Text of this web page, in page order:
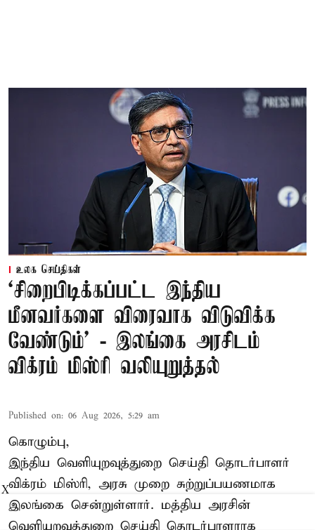
உலக செய்திகள்
‘சிறைபிடிக்கப்பட்ட இந்திய
மீனவர்களை விரைவாக விடுவிக்க
வேண்டும்' - இலங்கை அரசிடம்
விக்ரம் மிஸ்ரி வலியுறுத்தல்
Published on: 06 Aug 2026, 5:29 am
கொழும்பு,
இந்திய வெளியுறவுத்துறை செய்தி தொடர்பாளர்
விக்ரம் மிஸ்ரி, அரசு முறை சுற்றுப்பயணமாக
இலங்கை சென்றுள்ளார். மத்திய அரசின்
வெளியுறவுத்துறை செய்தி தொடர்பாளராக
X